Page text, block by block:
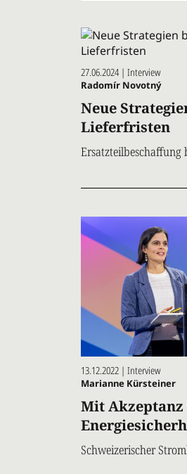
27.06.2024 | Interview
Radomír Novotný
Neue
Lieferfristen
Ersatzteilbeschaffung
13.12.2022 | Interview
Marianne Kürsteiner
Mit
Schweizerischer